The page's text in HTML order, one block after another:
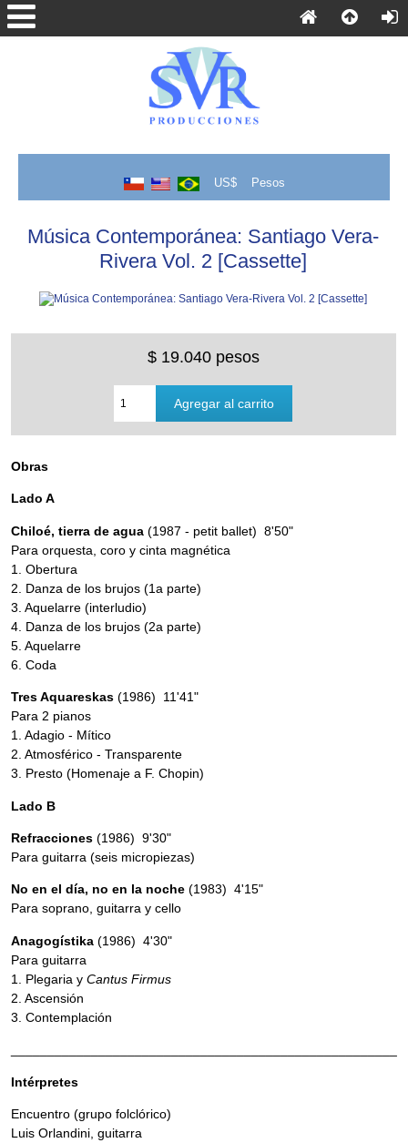
US$ Pesos
Música Contemporánea: Santiago Vera-
Rivera Vol. 2 [Cassette]
$ 19.040 pesos
Obras
Lado A
Chiloé, tierra de agua(1987 - petit ballet) 8'50"
Para orquesta, coro y cinta magnética
1. Obertura
2. Danza de los brujos (1a parte)
3. Aquelarre (interludio)
4. Danza de los brujos (2a parte)
5. Aquelarre
6. Coda
Tres Aquareskas (1986) 11'41"
Para 2 pianos
1. Adagio - Mítico
2. Atmosférico - Transparente
3. Presto (Homenaje a F. Chopin)
Lado B
Refracciones(1986) 9'30"
Para guitarra (seis micropiezas)
No en el día, no en la noche(1983) 4'15"
Para soprano, guitarra y cello
Anagogístika(1986) 4'30"
Para guitarra
1. Plegaria y Cantus Firmus
2. Ascensión
3. Contemplación
Intérpretes
Encuentro (grupo folclórico)
Luis Orlandini, guitarra